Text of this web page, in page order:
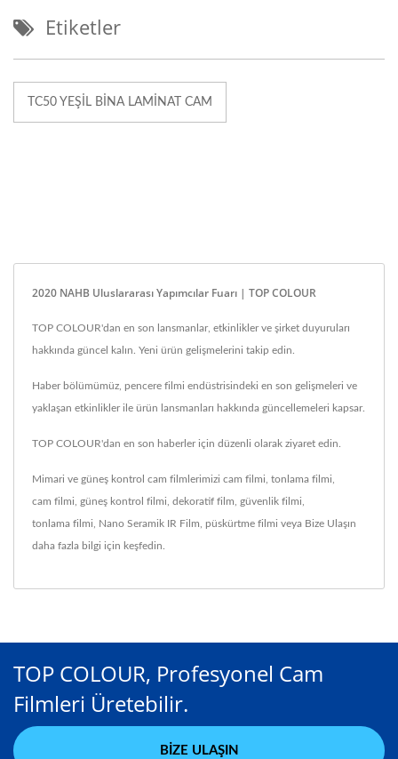
Etiketler
TC50 YEŞIL BINA LAMINAT CAM
2020 NAHB Uluslararası Yapımcılar Fuarı | TOP COLOUR
TOP COLOUR'dan en son lansmanlar, etkinlikler ve şirket duyuruları
hakkında güncel kalın. Yeni ürün gelişmelerini takip edin.
Haber bölümümüz, pencere filmi endüstrisindeki en son gelişmeleri ve
yaklaşan etkinlikler ile ürün lansmanları hakkında güncellemeleri kapsar.
TOP COLOUR'dan en son haberler için düzenli olarak ziyaret edin.
Mimari ve güneş kontrol cam filmlerimizi cam filmi tonlama filmi
cam filmi güneş kontrol filmi dekoratif film güvenlik filmi
tonlama filmi Nano Seramik IR Film püskürtme filmi veya Bize Ulaşın
daha fazla bilgi için keşfedin.
TOP COLOUR, Profesyonel Cam
Filmleri Üretebilir.
BIZE ULAŞIN